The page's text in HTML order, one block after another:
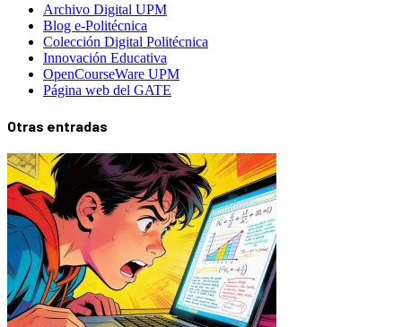
Archivo Digital UPM
Blog e-Politécnica
Colección Digital Politécnica
Innovación Educativa
OpenCourseWare UPM
Página web del GATE
Otras entradas